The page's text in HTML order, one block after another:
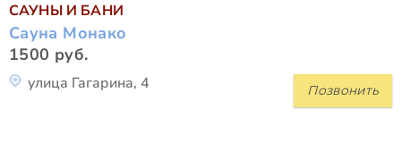
САУНЫ И БАНИ
Сауна Монако
1500 руб.
Позвонить
улица Гагарина, 4